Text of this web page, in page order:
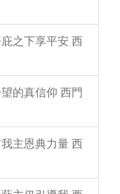
之下享平安 西
的真信仰 西門
主恩典力量 西